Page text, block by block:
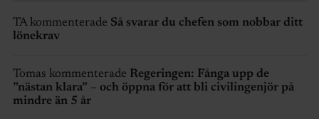
TA kommenterade Så svarar du chefen som nobbar ditt
lönekrav
Tomas kommenterade Regeringen: Fånga upp de
”nästan klara” – och öppna för att bli civilingenjör på
mindre än 5 år